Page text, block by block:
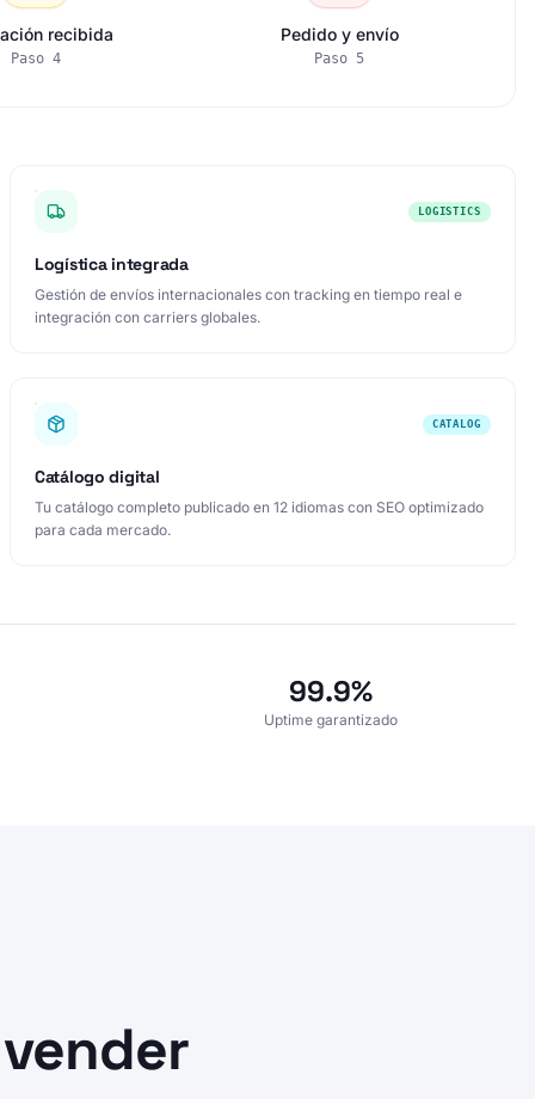
recibida
Paso 4
Pedido y envío
Paso 5
LOGISTICS
Logística integrada
Gestión de envíos internacionales con tracking en tiempo real e
integración con carriers globales.
CATALOG
Catálogo digital
Tu catálogo completo publicado en 12 idiomas con SEO optimizado
para cada mercado.
99.9%
Uptime garantizado